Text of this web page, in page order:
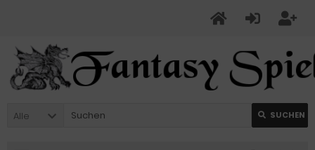
Alle SUCHEN